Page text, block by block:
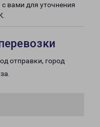
вами для уточнения
отправки, город